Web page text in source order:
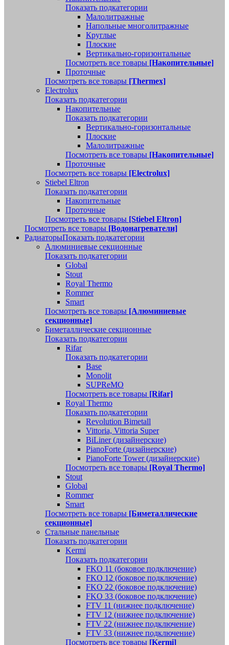
Показать подкатегории
Малолитражные
Напольные многолитражные
Круглые
Плоские
Вертикально-горизонтальные
Посмотреть все товары [Накопительные]
Проточные
Посмотреть все товары [Thermex]
Electrolux
Показать подкатегории
Накопительные
Показать подкатегории
Вертикально-горизонтальные
Плоские
Малолитражные
Посмотреть все товары [Накопительные]
Проточные
Посмотреть все товары [Electrolux]
Stiebel Eltron
Показать подкатегории
Накопительные
Проточные
Посмотреть все товары [Stiebel Eltron]
Посмотреть все товары [Водонагреватели]
РадиаторыПоказать подкатегории
Алюминиевые секционные
Показать подкатегории
Global
Stout
Royal Thermo
Rommer
Smart
Посмотреть все товары [Алюминиевые
секционные]
Биметаллические секционные
Показать подкатегории
Rifar
Показать подкатегории
Base
Monolit
SUPReMO
Посмотреть все товары [Rifar]
Royal Thermo
Показать подкатегории
Revolution Bimetall
Vittoria, Vittoria Super
BiLiner (дизайнерские)
PianoForte (дизайнерские)
PianoForte Tower (дизайнерские)
Посмотреть все товары [Royal Thermo]
Stout
Global
Rommer
Smart
Посмотреть все товары [Биметаллические
секционные]
Стальные панельные
Показать подкатегории
Kermi
Показать подкатегории
FKO 11 (боковое подключение)
FKO 12 (боковое подключение)
FKO 22 (боковое подключение)
FKO 33 (боковое подключение)
FTV 11 (нижнее подключение)
FTV 12 (нижнее подключение)
FTV 22 (нижнее подключение)
FTV 33 (нижнее подключение)
Посмотреть все товары [Kermi]